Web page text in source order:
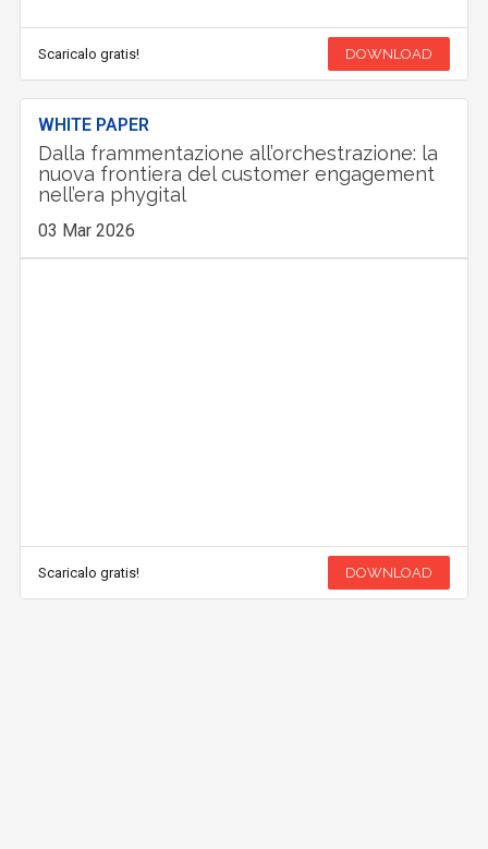
Scaricalo gratis! DOWNLOAD
WHITE PAPER
Dalla frammentazione all’orchestrazione: la
nuova frontiera del customer engagement
nell’era phygital
03 Mar 2026
Scaricalo gratis! DOWNLOAD